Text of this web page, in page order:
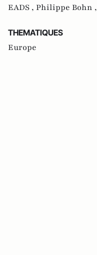
EADS , Philippe Bohn ,
THEMATIQUES
Europe